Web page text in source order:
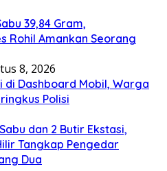
39,84 Gram,
Rohil Amankan Seorang
8, 2026
di Dashboard Mobil, Warga
Polisi
dan 2 Butir Ekstasi,
Tangkap Pengedar
Dua